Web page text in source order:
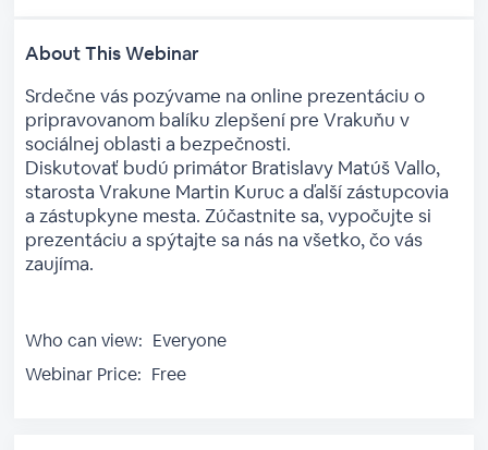
About This Webinar
Srdečne vás pozývame na online prezentáciu o
pripravovanom balíku zlepšení pre Vrakuňu v
sociálnej oblasti a bezpečnosti.
Diskutovať budú primátor Bratislavy Matúš Vallo,
starosta Vrakune Martin Kuruc a ďalší zástupcovia
a zástupkyne mesta. Zúčastnite sa, vypočujte si
prezentáciu a spýtajte sa nás na všetko, čo vás
zaujíma.
Who can view: Everyone
Webinar Price: Free